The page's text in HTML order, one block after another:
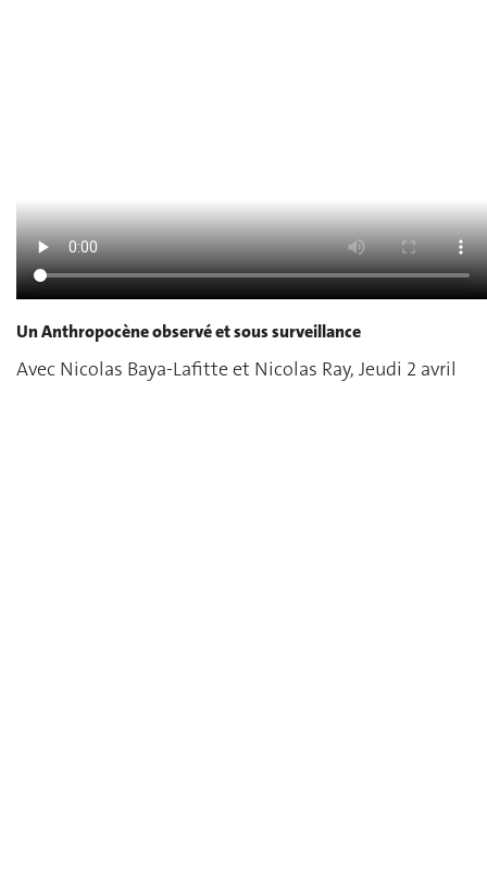
Un Anthropocène observé et sous surveillance
Avec Nicolas Baya-Lafitte et Nicolas Ray, Jeudi 2 avril